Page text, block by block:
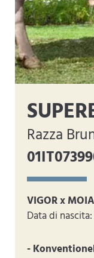
Razza
VIGOR x
Data di nascita:
-